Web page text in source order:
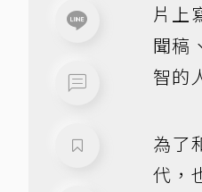
片上
聞稿
智的
為了
代，